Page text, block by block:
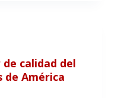
calidad del
de América